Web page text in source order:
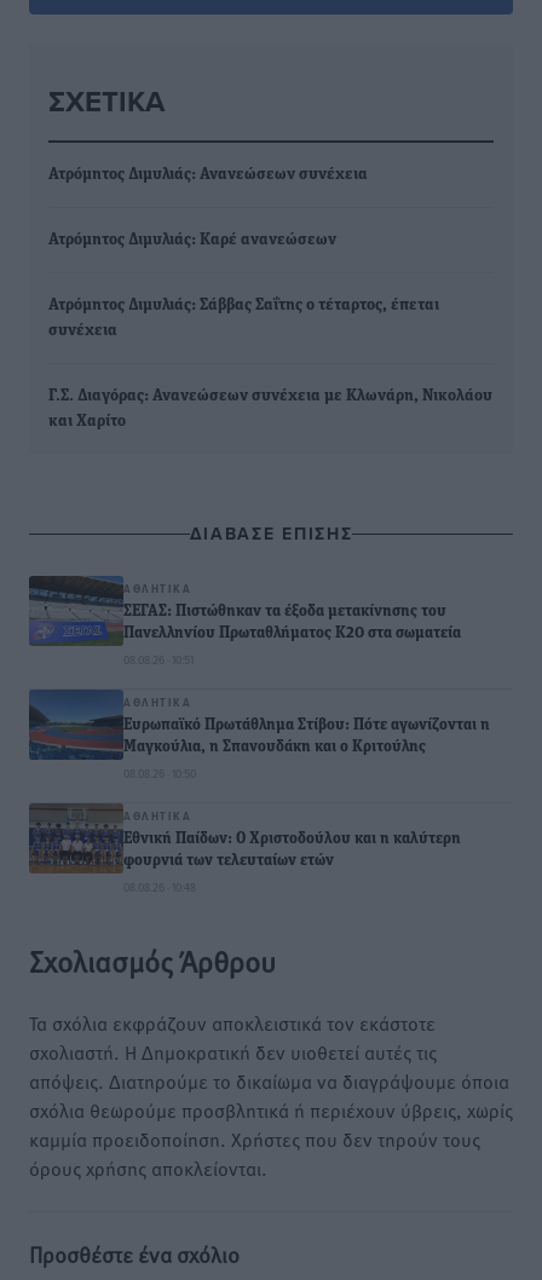
ΣΧΕΤΙΚΆ
Ατρόμητος Διμυλιάς: Ανανεώσεων συνέχεια
Ατρόμητος Διμυλιάς: Καρέ ανανεώσεων
Ατρόμητος Διμυλιάς: Σάββας Σαΐτης ο τέταρτος, έπεται
συνέχεια
Γ.Σ. Διαγόρας: Ανανεώσεων συνέχεια με Κλωνάρη, Νικολάου
και Χαρίτο
ΔΙΑΒΑΣΕ ΕΠΙΣΗΣ
ΑΘΛΗΤΙΚΆ
ΣΕΓΑΣ: Πιστώθηκαν τα έξοδα μετακίνησης του
Πανελληνίου Πρωταθλήματος Κ20 στα σωματεία
08.08.26 · 10:51
ΑΘΛΗΤΙΚΆ
Ευρωπαϊκό Πρωτάθλημα Στίβου: Πότε αγωνίζονται η
Μαγκούλια, η Σπανουδάκη και ο Κριτούλης
08.08.26 · 10:50
ΑΘΛΗΤΙΚΆ
Εθνική Παίδων: Ο Χριστοδούλου και η καλύτερη
φουρνιά των τελευταίων ετών
08.08.26 · 10:48
Σχολιασμός Άρθρου
Τα σχόλια εκφράζουν αποκλειστικά τον εκάστοτε
σχολιαστή. Η Δημοκρατική δεν υιοθετεί αυτές τις
απόψεις. Διατηρούμε το δικαίωμα να διαγράψουμε όποια
σχόλια θεωρούμε προσβλητικά ή περιέχουν ύβρεις, χωρίς
καμμία προειδοποίηση. Χρήστες που δεν τηρούν τους
όρους χρήσης αποκλείονται.
Προσθέστε ένα σχόλιο